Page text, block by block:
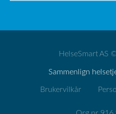
HelseSmart AS
Sammenlign
Brukervilkår